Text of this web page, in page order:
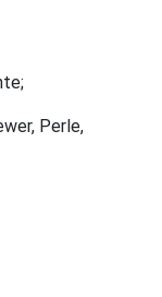
Perle,